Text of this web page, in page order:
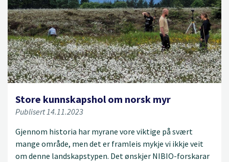
Store kunnskapshol om norsk myr
Publisert 14.11.2023
Gjennom historia har myrane vore viktige på svært
mange område, men det er framleis mykje vi ikkje veit
om denne landskapstypen. Det ønskjer NIBIO-forskarar